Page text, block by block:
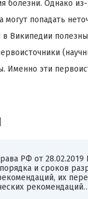
болезни. Однако
могут попадать
в Википедии
Именно эти
РФ от 28.02.2019
и сроков
их